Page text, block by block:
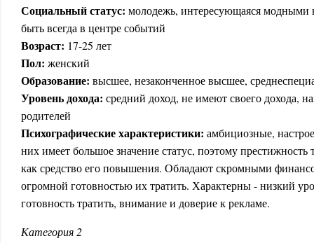
Социальный статус: молодежь, интересующаяся
быть всегда в центре событий
Возраст: 17-25 лет
Пол: женский
Образование: высшее, незаконченное высшее,
Уровень дохода: средний доход, не имеют своего дохода,
родителей
Психографические характеристики: амбициозные,
них имеет большое значение статус, поэтому престижность
как средство его повышения. Обладают скромными
огромной готовностью их тратить. Характерны - низкий
готовность тратить, внимание и доверие к рекламе.
Категория 2